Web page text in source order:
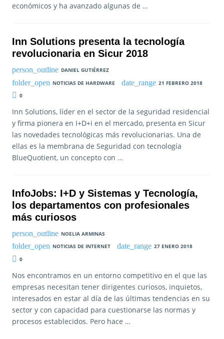
económicos y ha avanzado algunas de …
Inn Solutions presenta la tecnología
revolucionaria en Sicur 2018
DANIEL GUTIÉRREZ
NOTICIAS DE HARDWARE
21 FEBRERO 2018
0
Inn Solutions, líder en el sector de la seguridad residencial
y firma pionera en I+D+i en el mercado, presenta en Sicur
las novedades tecnológicas más revolucionarias. Una de
ellas es la membrana de Seguridad con tecnología
BlueQuotient, un concepto con …
InfoJobs: I+D y Sistemas y Tecnología,
los departamentos con profesionales
más curiosos
NOELIA ARMINAS
NOTICIAS DE INTERNET
27 ENERO 2018
0
Nos encontramos en un entorno competitivo en el que las
empresas necesitan tener dirigentes curiosos, inquietos,
interesados en estar al día de las últimas tendencias en su
sector y con capacidad para cuestionarse las normas y
procesos establecidos. Pero hace …